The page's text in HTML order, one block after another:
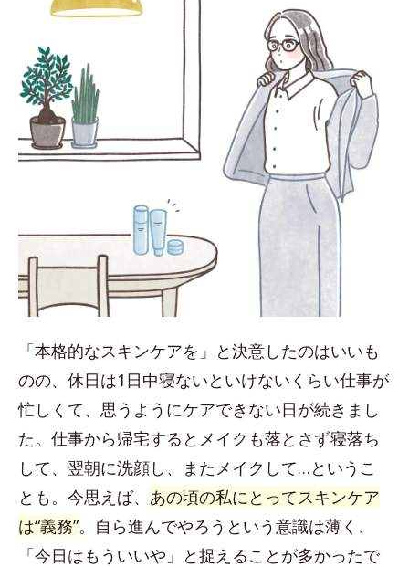
「本格的なスキンケアを」と決意したのはいいも
のの、休日は1日中寝ないといけないくらい仕事が
忙しくて、思うようにケアできない日が続きまし
た。仕事から帰宅するとメイクも落とさず寝落ち
して、翌朝に洗顔し、またメイクして…というこ
とも。今思えば、 あの頃の私にとってスキンケア
は“義務”。自ら進んでやろうという意識は薄く、
「今日はもういいや」と捉えることが多かったで